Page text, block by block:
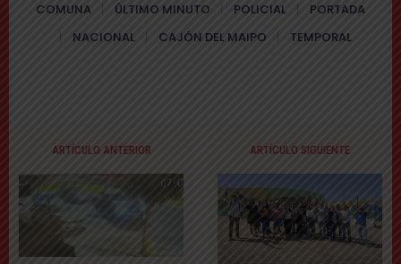
COMUNA ÚLTIMO MINUTO POLICIAL
PORTADA
NACIONAL
CAJÓN DEL MAIPO TEMPORAL
ARTÍCULO ANTERIOR ARTÍCULO SIGUIENTE